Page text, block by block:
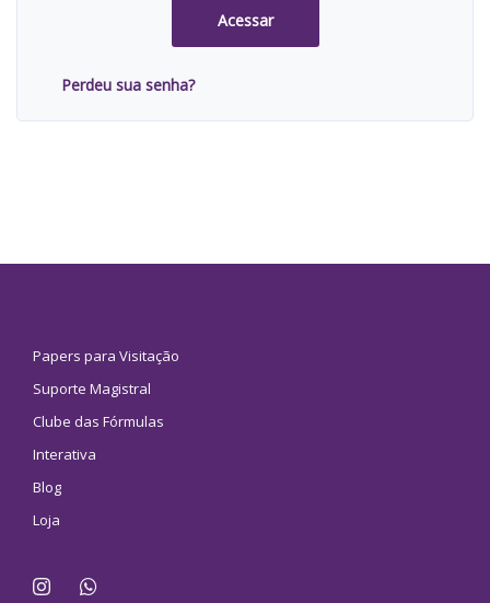
Acessar
Perdeu sua senha?
Papers para Visitação
Suporte Magistral
Clube das Fórmulas
Interativa
Blog
Loja